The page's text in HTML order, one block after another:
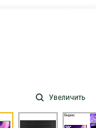
Увеличить